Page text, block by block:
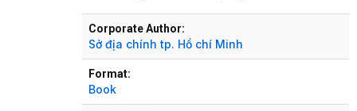
Corporate Author:
Sở địa chính tp. Hồ chí Minh
Format:
Book